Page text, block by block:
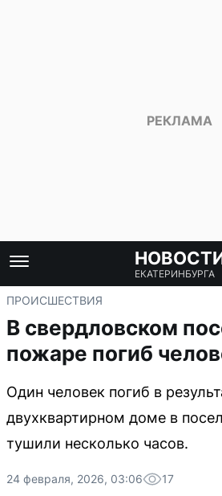
ЕКАТЕРИНБУРГА
ПРОИСШЕСТВИЯ
В свердловском
пожаре погиб
Один человек погиб в
двухквартирном доме в
тушили несколько часов.
24 февраля, 2026, 03:06 17